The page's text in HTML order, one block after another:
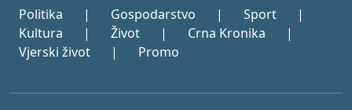
Politika | Gospodarstvo | Sport
|
Kultura
| Život | Crna Kronika
|
Vjerski život
| Promo